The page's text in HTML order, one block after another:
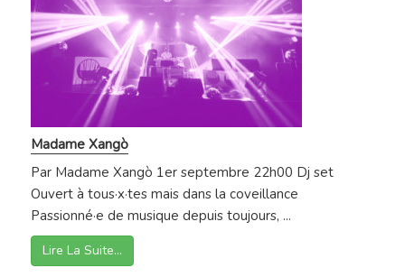
Madame Xangò
Par Madame Xangò 1er septembre 22h00 Dj set
Ouvert à tous·x·tes mais dans la coveillance
Passionné·e de musique depuis toujours, ...
Lire La Suite…